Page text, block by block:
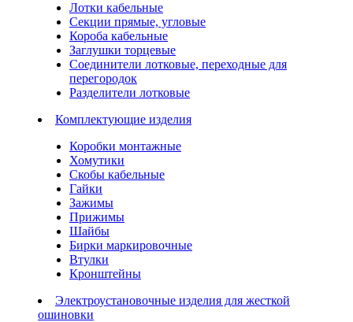
Лотки кабельные
Секции прямые, угловые
Короба кабельные
Заглушки торцевые
Соединители лотковые, переходные для
перегородок
Разделители лотковые
Комплектующие изделия
Коробки монтажные
Хомутики
Скобы кабельные
Гайки
Зажимы
Прижимы
Шайбы
Бирки маркировочные
Втулки
Кронштейны
Электроустановочные изделия для жесткой
ошиновки